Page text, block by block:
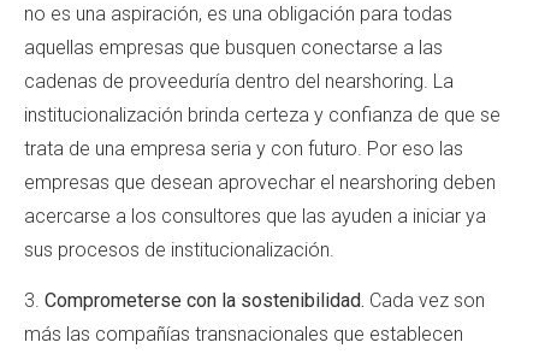
no es una aspiración, es una obligación para todas
aquellas empresas que busquen conectarse a las
cadenas de proveeduría dentro del nearshoring. La
institucionalización brinda certeza y confianza de que se
trata de una empresa seria y con futuro. Por eso las
empresas que desean aprovechar el nearshoring deben
acercarse a los consultores que las ayuden a iniciar ya
sus procesos de institucionalización.
3. Comprometerse con la sostenibilidad. Cada vez son
más las compañías transnacionales que establecen